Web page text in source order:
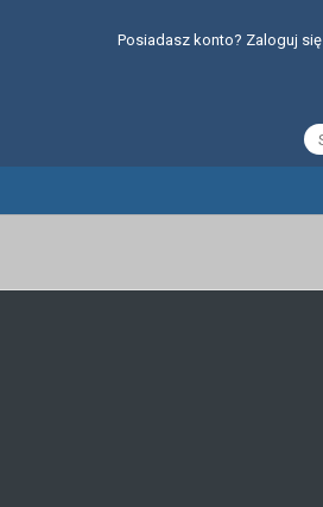
Posiadasz konto? Zaloguj się